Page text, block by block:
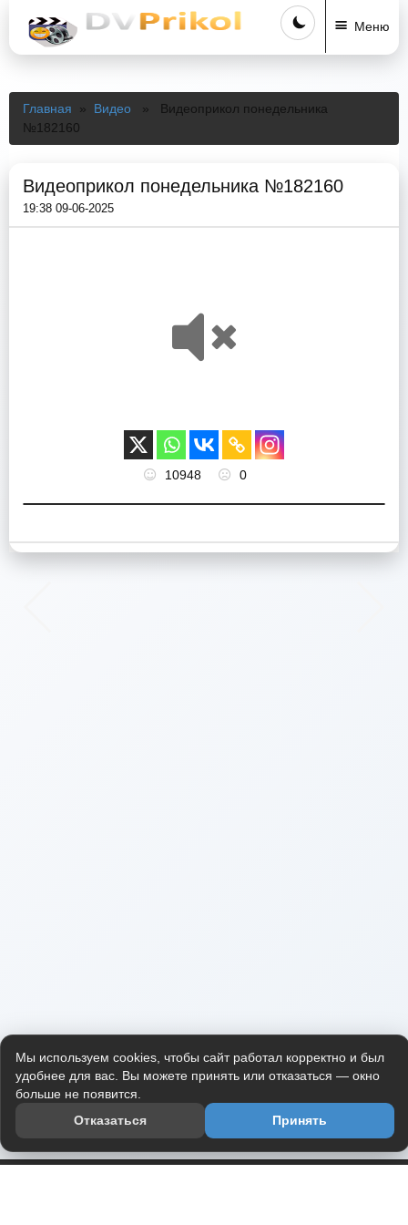
Меню
Главная » Видео » Видеоприкол понедельника
№182160
Видеоприкол понедельника №182160
19:38 09-06-2025
10948 0
Мы используем cookies, чтобы сайт работал корректно и был
удобнее для вас. Вы можете принять или отказаться — окно
больше не появится.
Отказаться
Принять